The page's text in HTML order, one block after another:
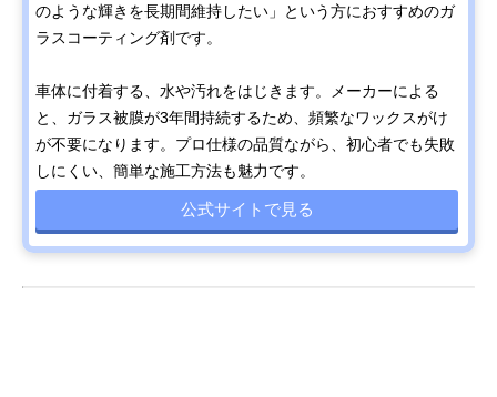
のような輝きを長期間維持したい」という方におすすめのガ
ラスコーティング剤です。
車体に付着する、水や汚れをはじきます。メーカーによる
と、ガラス被膜が3年間持続するため、頻繁なワックスがけ
が不要になります。プロ仕様の品質ながら、初心者でも失敗
しにくい、簡単な施工方法も魅力です。
公式サイトで見る